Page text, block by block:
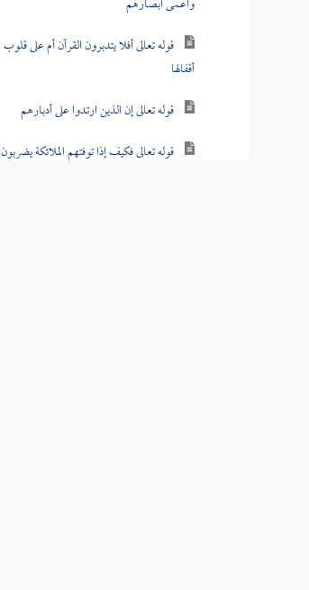
قوله تعالى أفلا يتدبرون القرآن أم على قلوب
أقفالها
قوله تعالى إن الذين ارتدوا على أدبارهم
قوله تعالى فكيف إذا توفتهم الملائكة يضربون